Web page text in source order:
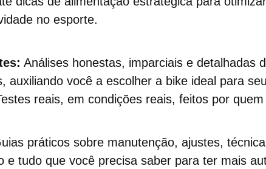
no esporte.
Análises honestas, imparciais e detalhadas
auxiliando você a escolher a bike ideal para
reais, em condições reais, feitos por
práticos sobre manutenção, ajustes,
e tudo que você precisa saber para ter mais